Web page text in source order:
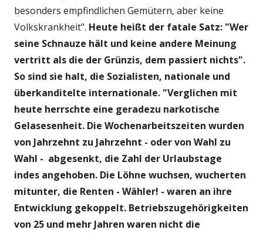
besonders empfindlichen Gemütern, aber keine
Volkskrankheit". Heute heißt der fatale Satz: "Wer
seine Schnauze hält und keine andere Meinung
vertritt als die der Grünzis, dem passiert nichts".
So sind sie halt, die Sozialisten, nationale und
überkanditelte internationale. "Verglichen mit
heute herrschte eine geradezu narkotische
Gelasesenheit. Die Wochenarbeitszeiten wurden
von Jahrzehnt zu Jahrzehnt - oder von Wahl zu
Wahl - abgesenkt, die Zahl der Urlaubstage
indes angehoben. Die Löhne wuchsen, wucherten
mitunter, die Renten - Wähler! - waren an ihre
Entwicklung gekoppelt. Betriebszugehörigkeiten
von 25 und mehr Jahren waren nicht die